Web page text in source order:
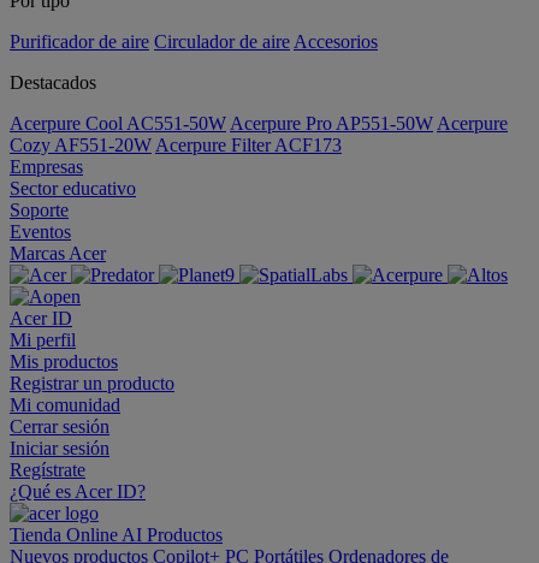
Purificador de aire Circulador de aire Accesorios
Destacados
Acerpure Cool AC551-50W Acerpure Pro AP551-50W Acerpure
Cozy AF551-20W Acerpure Filter ACF173
Empresas
Sector educativo
Soporte
Eventos
Marcas Acer
Acer ID
Mi perfil
Mis productos
Registrar un producto
Mi comunidad
Cerrar sesión
Iniciar sesión
Regístrate
¿Qué es Acer ID?
Tienda Online AI Productos
Nuevos productos Copilot+ PC Portátiles Ordenadores de